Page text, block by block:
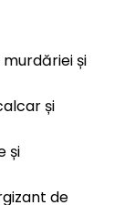
și
și
și
de